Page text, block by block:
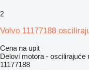
2
Volvo 11177188
Cena na upit
Delovi motora - oscilirajuće
11177188